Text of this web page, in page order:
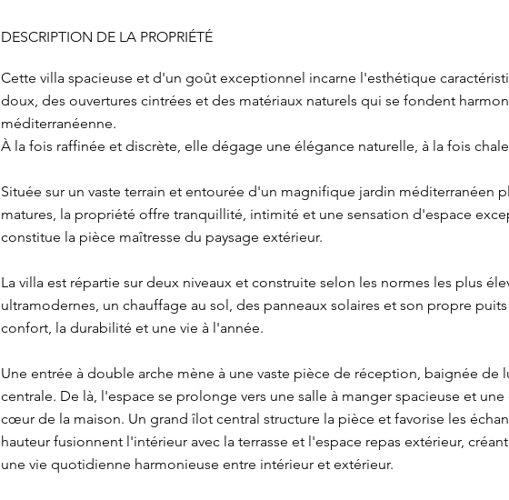
DESCRIPTION DE LA PROPRIÉTÉ
Cette villa spacieuse et d'un goût exceptionnel incarne l'esthétique
doux, des ouvertures cintrées et des matériaux naturels qui se fondent
méditerranéenne.
À la fois raffinée et discrète, elle dégage une élégance naturelle, à la fois
Située sur un vaste terrain et entourée d'un magnifique jardin méditerranéen
matures, la propriété offre tranquillité, intimité et une sensation d'espace
constitue la pièce maîtresse du paysage extérieur.
La villa est répartie sur deux niveaux et construite selon les normes les plus
ultramodernes, un chauffage au sol, des panneaux solaires et son propre
confort, la durabilité et une vie à l'année.
Une entrée à double arche mène à une vaste pièce de réception, baignée de
centrale. De là, l'espace se prolonge vers une salle à manger spacieuse et
cœur de la maison. Un grand îlot central structure la pièce et favorise les
hauteur fusionnent l'intérieur avec la terrasse et l'espace repas extérieur,
une vie quotidienne harmonieuse entre intérieur et extérieur.